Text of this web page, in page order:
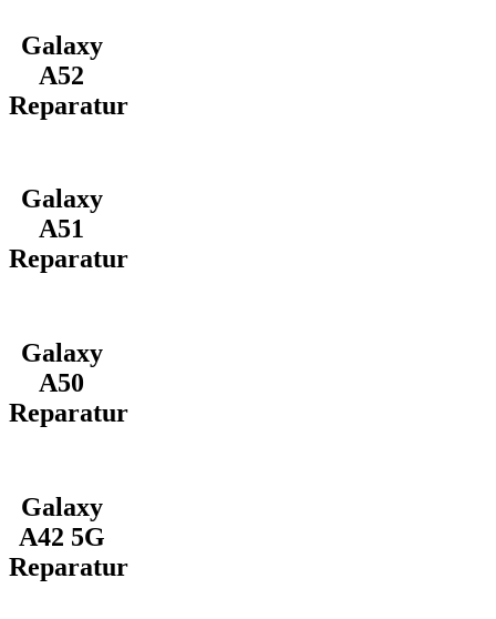
Galaxy
A52
Reparatur
Galaxy
A51
Reparatur
Galaxy
A50
Reparatur
Galaxy
A42 5G
Reparatur